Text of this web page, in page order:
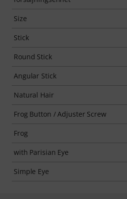
Size
Stick
Round Stick
Angular Stick
Natural Hair
Frog Button / Adjuster Screw
Frog
with Parisian Eye
Simple Eye